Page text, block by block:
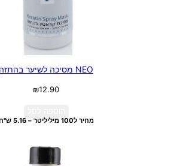
NEO מסיכה לשיער בהתזה
₪12.90
מחיר ל100 מיליליטר – 5.16 ש"ח